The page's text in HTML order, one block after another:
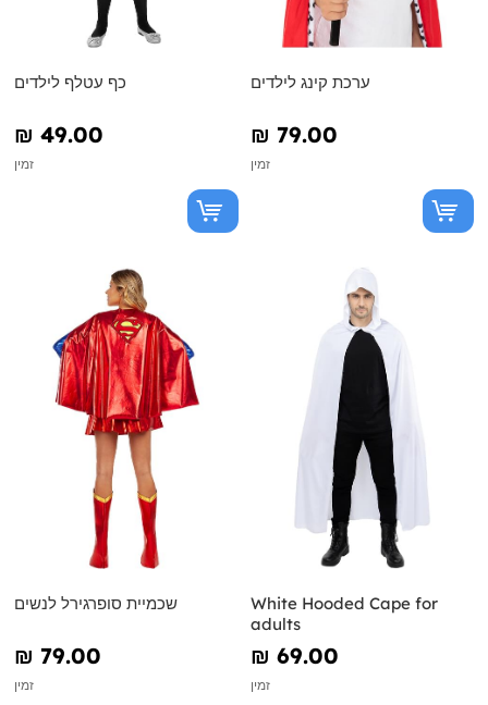
כף עטלף לילדים
₪‎ 49.00
זמין
ערכת קינג לילדים
₪‎ 79.00
זמין
שכמיית סופרגירל לנשים
₪‎ 79.00
זמין
White Hooded Cape for
adults
₪‎ 69.00
זמין